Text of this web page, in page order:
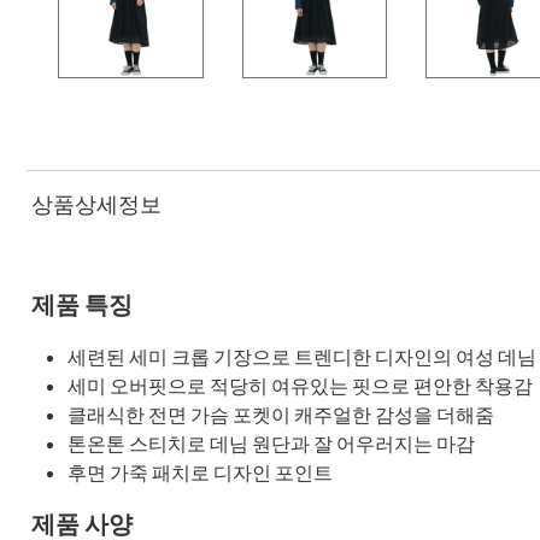
상품상세정보
제품 특징
세련된 세미 크롭 기장으로 트렌디한 디자인의 여성 데
세미 오버핏으로 적당히 여유있는 핏으로 편안한 착용감
클래식한 전면 가슴 포켓이 캐주얼한 감성을 더해줌
톤온톤 스티치로 데님 원단과 잘 어우러지는 마감
후면 가죽 패치로 디자인 포인트
제품 사양